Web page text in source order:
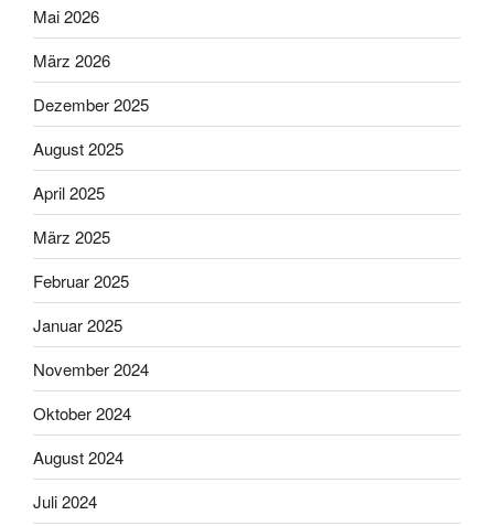
Mai 2026
März 2026
Dezember 2025
August 2025
April 2025
März 2025
Februar 2025
Januar 2025
November 2024
Oktober 2024
August 2024
Juli 2024